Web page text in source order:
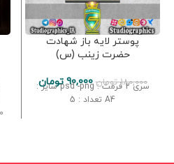
پوستر لایه باز شهادت
حضرت زینب (س)
180,000 تومان 90,000 تومان
سری 2 فرمت : psd -png سایز :
A4 تعداد : 5